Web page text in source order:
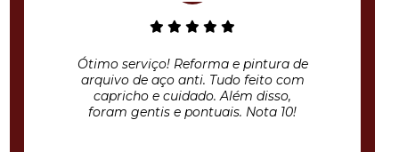
Ótimo serviço! Reforma e pintura de
arquivo de aço anti. Tudo feito com
capricho e cuidado. Além disso,
foram gentis e pontuais. Nota 10!